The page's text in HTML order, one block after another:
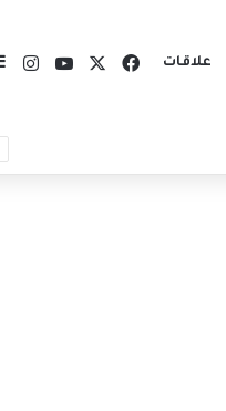
علاقات فيسبوكيوتيوب